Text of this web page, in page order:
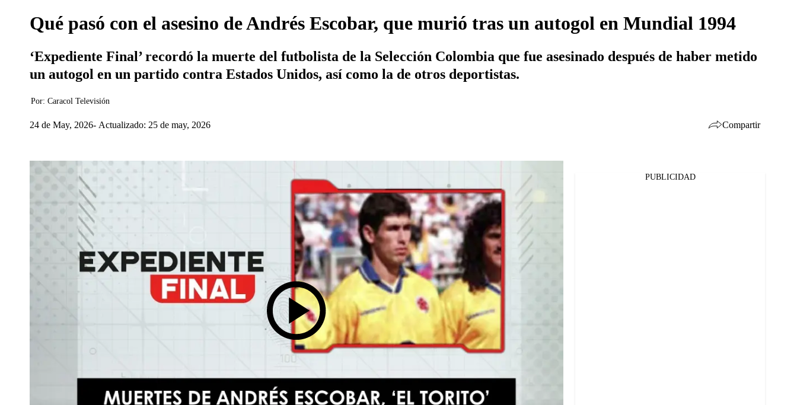
Qué pasó con el asesino de Andrés Escobar, que murió tras un autogol en Mundial 1994
‘Expediente Final’ recordó la muerte del futbolista de la Selección Colombia que fue asesinado después de haber metido
un autogol en un partido contra Estados Unidos, así como la de otros deportistas.
Por: Caracol Televisión
24 de May, 2026 Actualizado: 25 de may, 2026 Compartir
PUBLICIDAD